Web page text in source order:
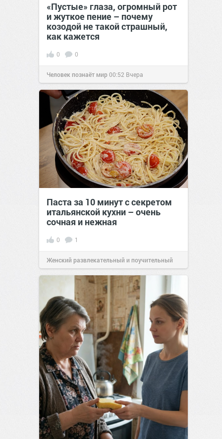
«Пустые» глаза, огромный рот
и жуткое пение – почему
козодой не такой страшный,
как кажется
0 0
Человек познаёт мир00:52 Вчера
Паста за 10 минут с секретом
итальянской кухни – очень
сочная и нежная
0 1
Женский развлекательный и поучительный
сайт.23:4006 авг 2026